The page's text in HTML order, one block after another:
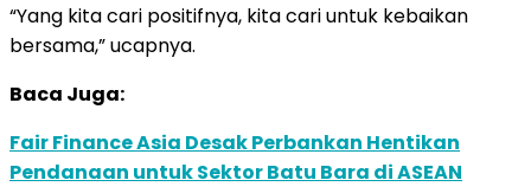
“Yang kita cari positifnya, kita cari untuk kebaikan
bersama,” ucapnya.
Baca Juga:
Fair Finance Asia Desak Perbankan Hentikan
Pendanaan untuk Sektor Batu Bara di ASEAN